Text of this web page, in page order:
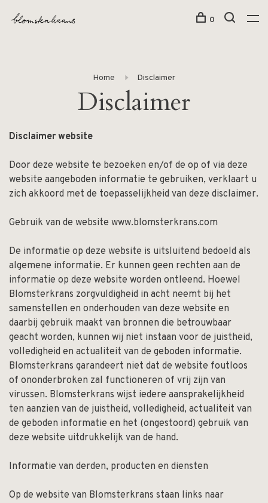
0
Home Disclaimer
Disclaimer
Disclaimer website
Door deze website te bezoeken en/of de op of via deze
website aangeboden informatie te gebruiken, verklaart u
zich akkoord met de toepasselijkheid van deze disclaimer.
Gebruik van de website www.blomsterkrans.com
De informatie op deze website is uitsluitend bedoeld als
algemene informatie. Er kunnen geen rechten aan de
informatie op deze website worden ontleend. Hoewel
Blomsterkrans zorgvuldigheid in acht neemt bij het
samenstellen en onderhouden van deze website en
daarbij gebruik maakt van bronnen die betrouwbaar
geacht worden, kunnen wij niet instaan voor de juistheid,
volledigheid en actualiteit van de geboden informatie.
Blomsterkrans garandeert niet dat de website foutloos
of ononderbroken zal functioneren of vrij zijn van
virussen. Blomsterkrans wijst iedere aansprakelijkheid
ten aanzien van de juistheid, volledigheid, actualiteit van
de geboden informatie en het (ongestoord) gebruik van
deze website uitdrukkelijk van de hand.
Informatie van derden, producten en diensten
Op de website van Blomsterkrans staan links naar